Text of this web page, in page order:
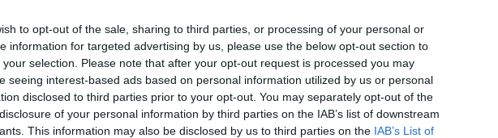
to opt-out of the sale, sharing to third parties, or processing of your personal or
information for targeted advertising by us, please use the below opt-out section to
your selection. Please note that after your opt-out request is processed you may
seeing interest-based ads based on personal information utilized by us or personal
disclosed to third parties prior to your opt-out. You may separately opt-out of the
of your personal information by third parties on the IAB’s list of downstream
This information may also be disclosed by us to third parties on the IAB’s List of